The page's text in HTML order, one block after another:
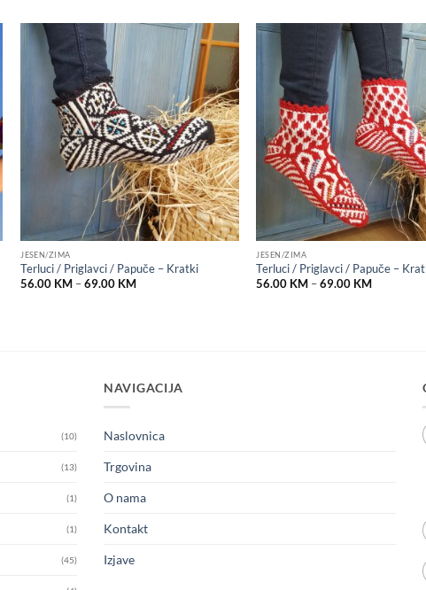
Add to
wishlist
JESEN/ZIMA
Terluci / Priglavci / Papuče – Kratki
56.00 KM – 69.00 KMPrice
JESEN/ZIMA
Terluci / Priglavci / Papuče –
56.00 KM – 69.00 KMPrice
(10)
(13)
(1)
(1)
(45)
NAVIGACIJA
Naslovnica
Trgovina
O nama
Kontakt
Izjave